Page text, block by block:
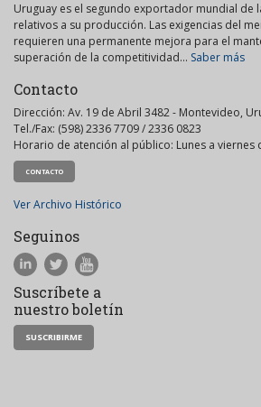
Uruguay es el segundo exportador mundial de
relativos a su producción. Las exigencias del
requieren una permanente mejora para el
superación de la competitividad... Saber más
Contacto
Dirección: Av. 19 de Abril 3482 - Montevideo,
Tel./Fax: (598) 2336 7709 / 2336 0823
Horario de atención al público: Lunes a viernes
CONTACTO
Ver Archivo Histórico
Seguinos
Suscríbete a
nuestro boletín
SUSCRIBIRME